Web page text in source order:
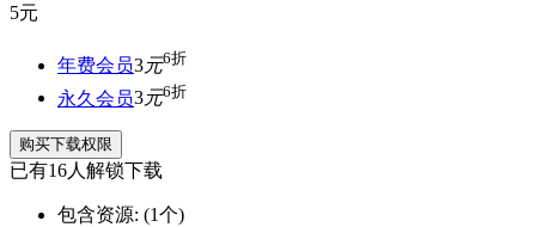
5元
年费会员3元6折
永久会员3元6折
购买下载权限
已有16人解锁下载
包含资源: (1个)